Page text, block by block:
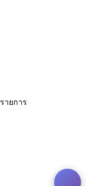
รายการ